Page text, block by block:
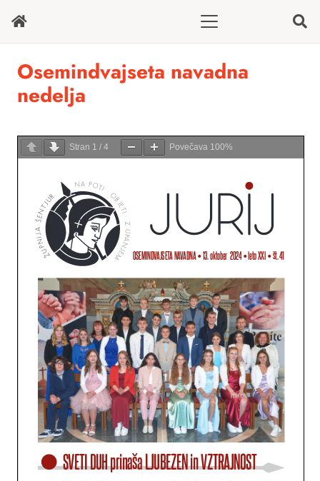
Osemindvajseta navadna
nedelja
Stran 1 / 4 Povečava 100%